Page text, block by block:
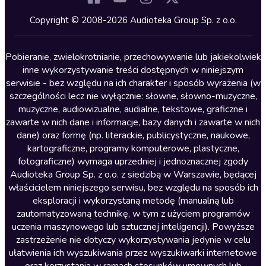
Kryminały
Lektury szkolne
Literatura anglojęzyczna
Literatura faktu
Literatura obyczajowa
Literatura piękna obca
Literatura piękna polska
Nagrania relaksacyjne
Nauka języków
Nauki humanistyczne
Podcasty i audycje
Polityka
Prasa
Copyright © 2008-2026 Audioteka Group Sp. z o.o.
Pobieranie, zwielokrotnianie, przechowywanie lub jakiekolwiek
inne wykorzystywanie treści dostępnych w niniejszym
serwisie - bez względu na ich charakter i sposób wyrażenia (w
szczególności lecz nie wyłącznie: słowne, słowno-muzyczne,
muzyczne, audiowizualne, audialne, tekstowe, graficzne i
zawarte w nich dane i informacje, bazy danych i zawarte w nich
dane) oraz formę (np. literackie, publicystyczne, naukowe,
kartograficzne, programy komputerowe, plastyczne,
fotograficzne) wymaga uprzedniej i jednoznacznej zgody
Audioteka Group Sp. z o.o. z siedzibą w Warszawie, będącej
właścicielem niniejszego serwisu, bez względu na sposób ich
eksploracji i wykorzystaną metodę (manualną lub
zautomatyzowaną technikę, w tym z użyciem programów
uczenia maszynowego lub sztucznej inteligencji). Powyższe
zastrzeżenie nie dotyczy wykorzystywania jedynie w celu
ułatwienia ich wyszukiwania przez wyszukiwarki internetowe